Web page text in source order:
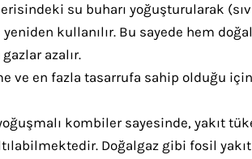
su buharı yoğuşturularak
kullanılır. Bu sayede hem
azalır.
ve en fazla tasarrufa sahip olduğu
kombiler sayesinde, yakıt
Doğalgaz gibi fosil